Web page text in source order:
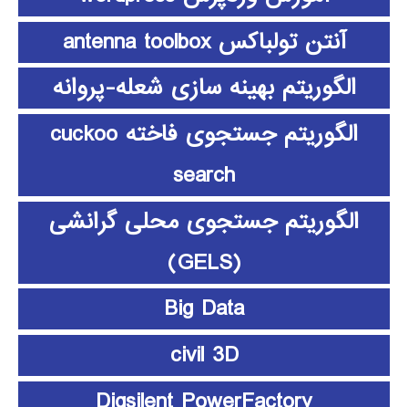
آنتن تولباکس antenna toolbox
الگوریتم بهینه سازی شعله-پروانه
الگوریتم جستجوی فاخته cuckoo
search
الگوریتم جستجوی محلی گرانشی
(GELS)
Big Data
civil 3D